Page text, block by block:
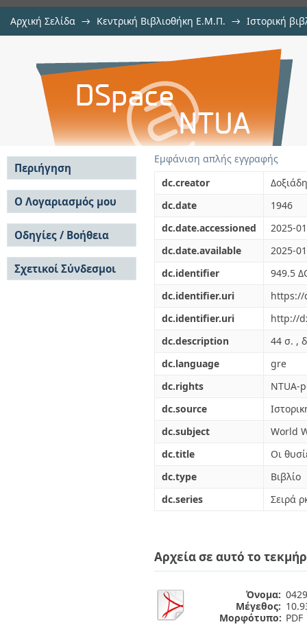
Αρχική Σελίδα → Κεντρική Βιβλιοθήκη Ε.Μ.Π. → Ιστορική
Οι θυσίες της Ελλάδος στον
Εμφάνιση απλής εγγραφής
dc.creator
dc.date
1946
dc.date.accessioned
2025-
dc.date.available
2025-
dc.identifier
949.5
dc.identifier.uri
https://
dc.identifier.uri
http://
dc.description
44 σ. ,
dc.language
gre
dc.rights
NTUA-
dc.source
dc.subject
World
dc.title
Οι
dc.type
Βιβλίο
dc.series
Σειρά
Αρχεία σε αυτό το
Όνομα:
Μέγεθος:
Μορφότυπο: PDF
Περιήγηση
Σε όλο το DSpace
Κοινότητες & Συλλογές
Ανά Ημερομηνία
Έκδοσης
Συγγραφείς
Τίτλοι
Θέματα
Ο Λογαριασμός μου
Σύνδεση
Εγγραφή
Οδηγίες / Βοήθεια
Οδηγίες Υποβολής
Οδηγίες Χρήσης ΙΑ
Συχνές Ερωτήσεις
Σχετικοί Σύνδεσμοι